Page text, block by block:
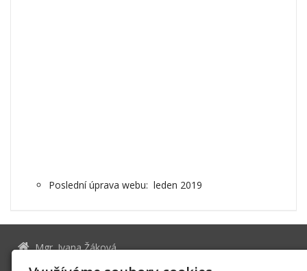
Poslední úprava webu: leden 2019
Mgr. Ivana Žáková
Malátova 9, 612 00 BRNO